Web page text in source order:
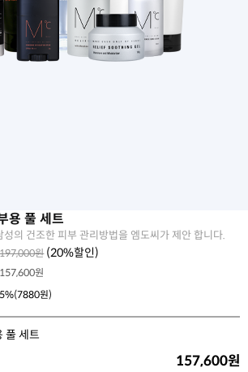
용 풀 세트
의 건조한 피부 관리방법을 엠도씨가 제안 합니다.
197,000원 (20%할인)
157,600원
5%(7880원)
풀 세트
157,600원